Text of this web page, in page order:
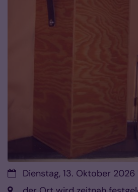
Datum:Dienstag, 13. Oktober